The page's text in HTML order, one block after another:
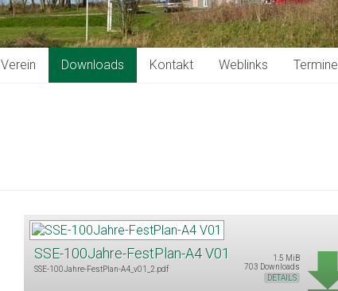
Verein Downloads Kontakt Weblinks Termine
SSE-100Jahre-FestPlan-A4 V01
SSE-100Jahre-FestPlan-A4_v01_2.pdf
1.5 MiB
703 Downloads
DETAILS